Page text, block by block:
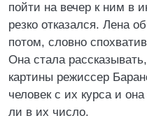
пойти на вечер к ним в
резко отказался. Лена
потом, словно
Она стала
картины режиссер
человек с их курса и
ли в их число.